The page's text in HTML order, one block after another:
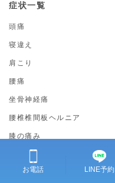
症状一覧
頭痛
寝違え
肩こり
腰痛
坐骨神経痛
腰椎椎間板ヘルニア
膝の痛み
スポーツ障害
お電話 LINE予約